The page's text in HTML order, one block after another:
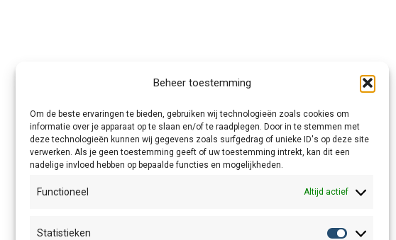
Beheer toestemming
Om de beste ervaringen te bieden, gebruiken wij technologieën zoals cookies om
informatie over je apparaat op te slaan en/of te raadplegen. Door in te stemmen met
deze technologieën kunnen wij gegevens zoals surfgedrag of unieke ID's op deze site
verwerken. Als je geen toestemming geeft of uw toestemming intrekt, kan dit een
nadelige invloed hebben op bepaalde functies en mogelijkheden.
Functioneel Altijd actief
Statistieken